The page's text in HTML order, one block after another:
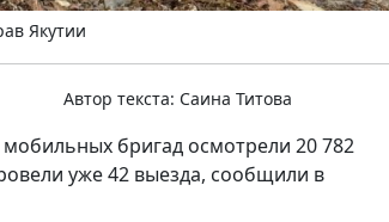
Якутии
Автор текста: Саина Титова
бригад осмотрели 20 782
уже 42 выезда, сообщили в